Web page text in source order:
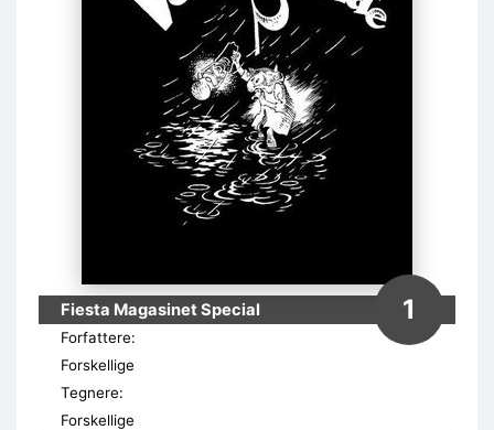
Fiesta Magasinet Special 1
Forfattere:
Forskellige
Tegnere:
Forskellige